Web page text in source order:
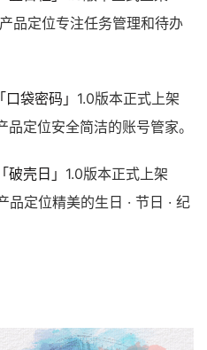
品定位专注任务管理和待办
「口袋密码」 1.0版本正式上架
定位安全简洁的账号管家。
「破壳日」 1.0版本正式上架
定位精美的生日 · 节日 · 纪